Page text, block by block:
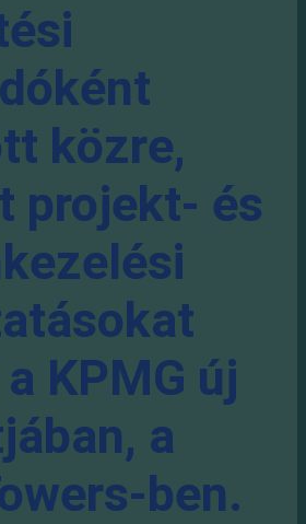
közre,
projekt- és
KPMG új
a
ben.